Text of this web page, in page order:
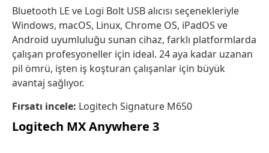
Bluetooth LE ve Logi Bolt USB alıcısı seçenekleriyle
Windows, macOS, Linux, Chrome OS, iPadOS ve
Android uyumluluğu sunan cihaz, farklı platformlarda
çalışan profesyoneller için ideal. 24 aya kadar uzanan
pil ömrü, işten iş koşturan çalışanlar için büyük
avantaj sağlıyor.
Fırsatı incele: Logitech Signature M650
Logitech MX Anywhere 3